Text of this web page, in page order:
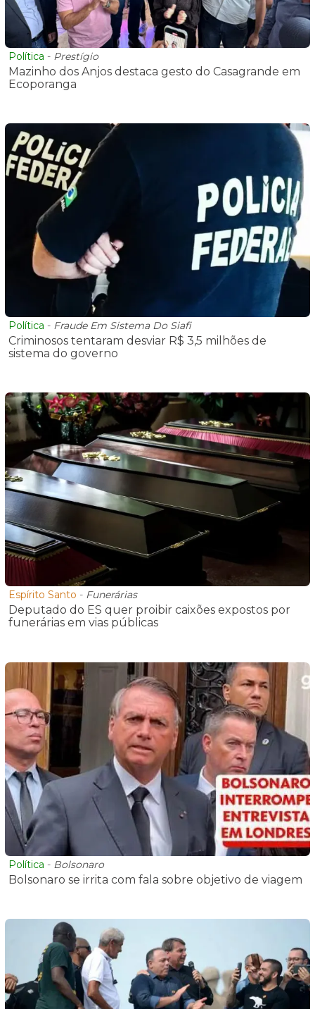
Política - Prestígio
Mazinho dos Anjos destaca gesto do Casagrande em
Ecoporanga
Política - Fraude Em Sistema Do Siafi
Criminosos tentaram desviar R$ 3,5 milhões de
sistema do governo
Espírito Santo - Funerárias
Deputado do ES quer proibir caixões expostos por
funerárias em vias públicas
Política - Bolsonaro
Bolsonaro se irrita com fala sobre objetivo de viagem